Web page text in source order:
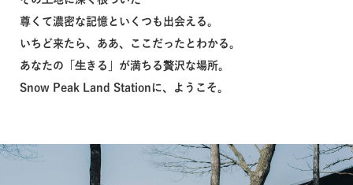
尊くて濃密な記憶といくつも出会える。
いちど来たら、ああ、ここだったとわかる。
あなたの「⽣きる」が満ちる贅沢な場所。
Snow Peak Land Stationに、ようこそ。